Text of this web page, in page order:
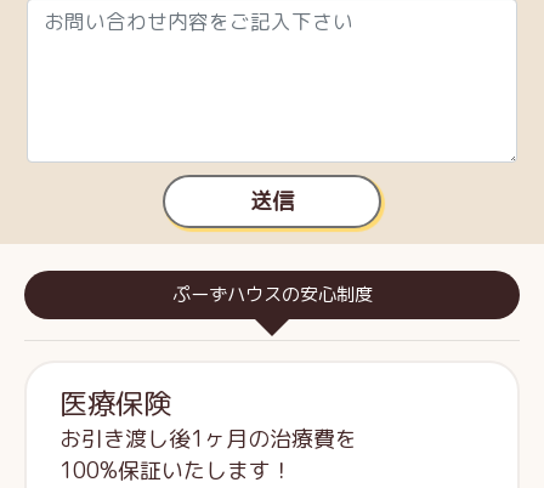
送信
ぷーずハウスの安心制度
医療保険
お引き渡し後1ヶ月の治療費を
100%保証いたします！